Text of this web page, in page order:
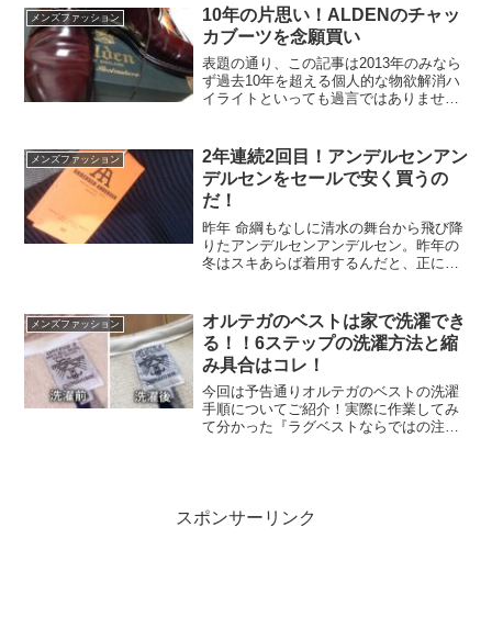
飾史に残る名作ミリタリーパンツの魅力
をとくとご覧あれ！
メンズファッション
10年の片思い！ALDENのチャッ
カブーツを念願買い
表題の通り、この記事は2013年のみなら
ず過去10年を超える個人的な物欲解消ハ
イライトといっても過言ではありません
メンズファッション
2年連続2回目！アンデルセンアン
デルセンをセールで安く買うの
だ！
昨年 命綱もなしに清水の舞台から飛び降
りたアンデルセンアンデルセン。昨年の
冬はスキあらば着用するんだと、正に八
動買いから早くもから丸一年が経とうと
しております。
メンズファッション
オルテガのベストは家で洗濯でき
る！！6ステップの洗濯方法と縮
み具合はコレ！
今回は予告通りオルテガのベストの洗濯
手順についてご紹介！実際に作業してみ
て分かった『ラグベストならではの注意
スポンサーリンク